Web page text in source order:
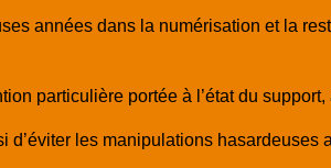
années dans la numérisation et la
particulière portée à l’état du
les manipulations